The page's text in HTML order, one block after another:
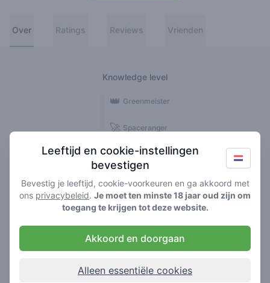
Over Ratings Reviews Vrienden
Knowledge level
🍃 Smoker
🌱 Roller
🥦 Stoner
🚀 Spaceranger
👑 Greenmeister
Reviews
Leeftijd en cookie-instellingen
bevestigen
Bevestig je leeftijd, cookie-voorkeuren en ga akkoord met
ons privacybeleid. Je moet ten minste 18 jaar oud zijn om
toegang te krijgen tot deze website.
Akkoord en doorgaan
Alleen essentiële cookies